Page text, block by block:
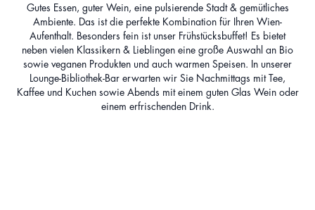
Gutes Essen, guter Wein, eine pulsierende Stadt & gemütliches
Ambiente. Das ist die perfekte Kombination für Ihren Wien-
Aufenthalt. Besonders fein ist unser Frühstücksbuffet! Es bietet
neben vielen Klassikern & Lieblingen eine große Auswahl an Bio
sowie veganen Produkten und auch warmen Speisen. In unserer
Lounge-Bibliothek-Bar erwarten wir Sie Nachmittags mit Tee,
Kaffee und Kuchen sowie Abends mit einem guten Glas Wein oder
einem erfrischenden Drink.